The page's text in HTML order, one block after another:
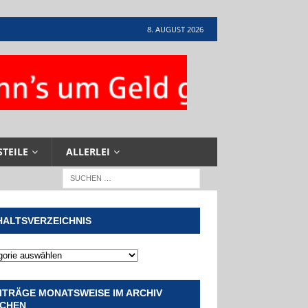
8. AUGUST 2026
ALLERLEI
MONATSWEISE IM ARCHIV